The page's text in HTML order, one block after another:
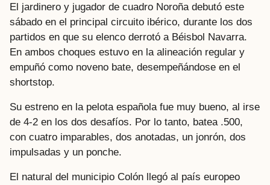
El jardinero y jugador de cuadro Noroña debutó este
sábado en el principal circuito ibérico, durante los dos
partidos en que su elenco derrotó a Béisbol Navarra.
En ambos choques estuvo en la alineación regular y
empuñó como noveno bate, desempeñándose en el
shortstop.
Su estreno en la pelota española fue muy bueno, al irse
de 4-2 en los dos desafíos. Por lo tanto, batea .500,
con cuatro imparables, dos anotadas, un jonrón, dos
impulsadas y un ponche.
El natural del municipio Colón llegó al país europeo